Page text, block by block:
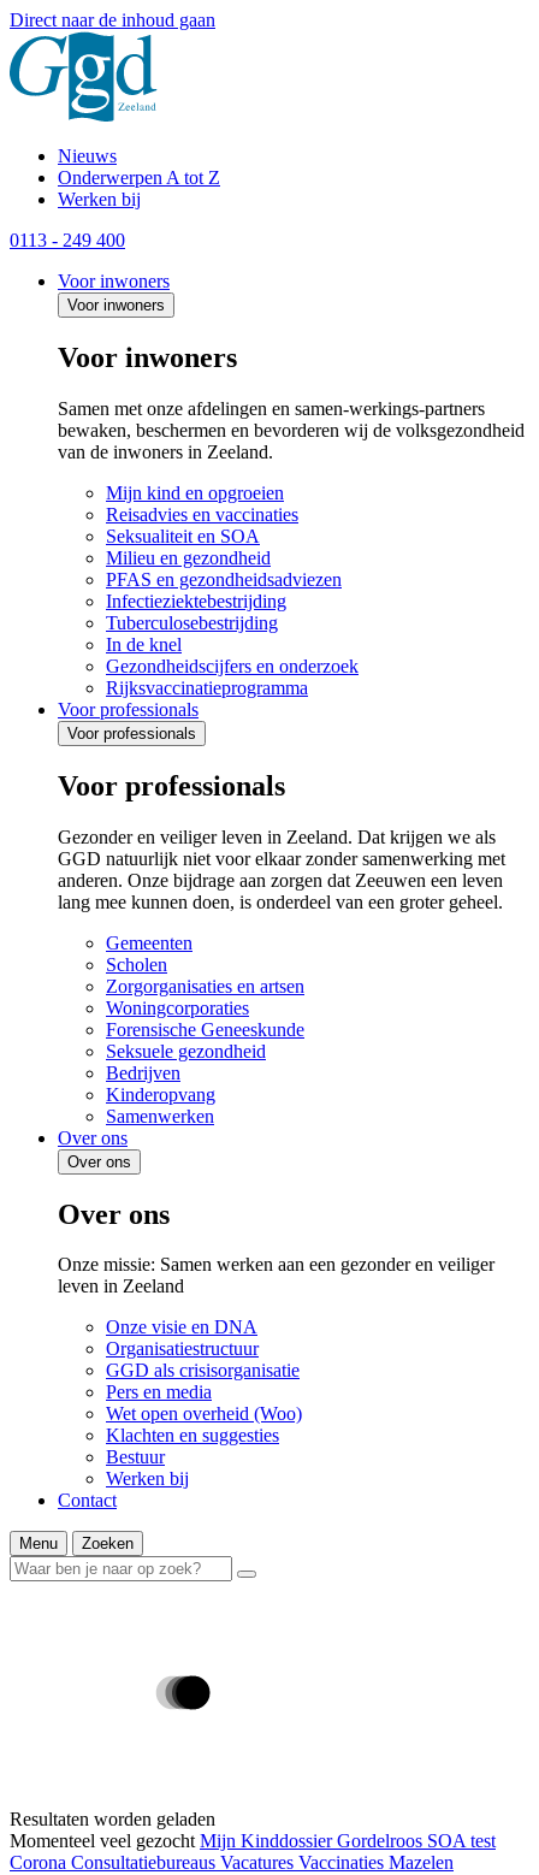
Direct naar de inhoud gaan
Nieuws
Onderwerpen A tot Z
Werken bij
0113 - 249 400
Voor inwoners
Voor inwoners
Voor inwoners
Samen met onze afdelingen en samen-werkings-partners
bewaken, beschermen en bevorderen wij de volksgezondheid
van de inwoners in Zeeland.
Mijn kind en opgroeien
Reisadvies en vaccinaties
Seksualiteit en SOA
Milieu en gezondheid
PFAS en gezondheidsadviezen
Infectieziektebestrijding
Tuberculosebestrijding
In de knel
Gezondheidscijfers en onderzoek
Rijksvaccinatieprogramma
Voor professionals
Voor professionals
Voor professionals
Gezonder en veiliger leven in Zeeland. Dat krijgen we als
GGD natuurlijk niet voor elkaar zonder samenwerking met
anderen. Onze bijdrage aan zorgen dat Zeeuwen een leven
lang mee kunnen doen, is onderdeel van een groter geheel.
Gemeenten
Scholen
Zorgorganisaties en artsen
Woningcorporaties
Forensische Geneeskunde
Seksuele gezondheid
Bedrijven
Kinderopvang
Samenwerken
Over ons
Over ons
Over ons
Onze missie: Samen werken aan een gezonder en veiliger
leven in Zeeland
Onze visie en DNA
Organisatiestructuur
GGD als crisisorganisatie
Pers en media
Wet open overheid (Woo)
Klachten en suggesties
Bestuur
Werken bij
Contact
Menu Zoeken
Resultaten worden geladen
Momenteel veel gezocht Mijn KinddossierGordelroos SOA test
Corona Consultatiebureaus Vacatures Vaccinaties Mazelen